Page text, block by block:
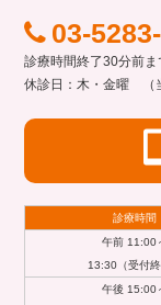
03-
診療時間終了30分前ま
休診日：木・金曜 （
診療時間
午前 11:00
13:30（受付終
午後 15:00